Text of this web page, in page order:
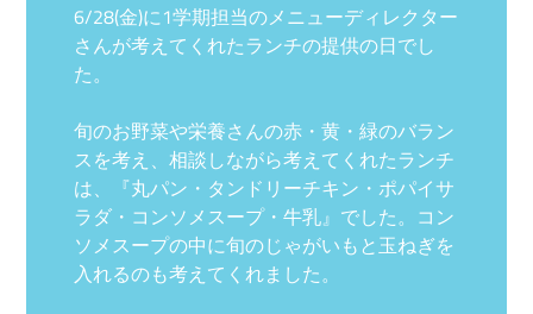
6/28(金)に1学期担当のメニューディレクター
さんが考えてくれたランチの提供の日でし
た。
旬のお野菜や栄養さんの赤・黄・緑のバラン
スを考え、相談しながら考えてくれたランチ
は、『丸パン・タンドリーチキン・ポパイサ
ラダ・コンソメスープ・牛乳』でした。コン
ソメスープの中に旬のじゃがいもと玉ねぎを
入れるのも考えてくれました。